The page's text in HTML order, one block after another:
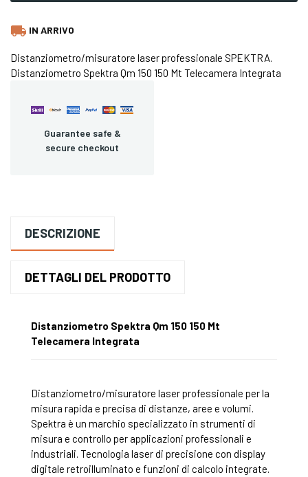
local_shipping IN ARRIVO
Distanziometro/misuratore laser professionale SPEKTRA.
Distanziometro Spektra Qm 150 150 Mt Telecamera Integrata
Guarantee safe &
secure checkout
DESCRIZIONE
DETTAGLI DEL PRODOTTO
Distanziometro Spektra Qm 150 150 Mt
Telecamera Integrata
Distanziometro/misuratore laser professionale per la
misura rapida e precisa di distanze, aree e volumi.
Spektra è un marchio specializzato in strumenti di
misura e controllo per applicazioni professionali e
industriali. Tecnologia laser di precisione con display
digitale retroilluminato e funzioni di calcolo integrate.